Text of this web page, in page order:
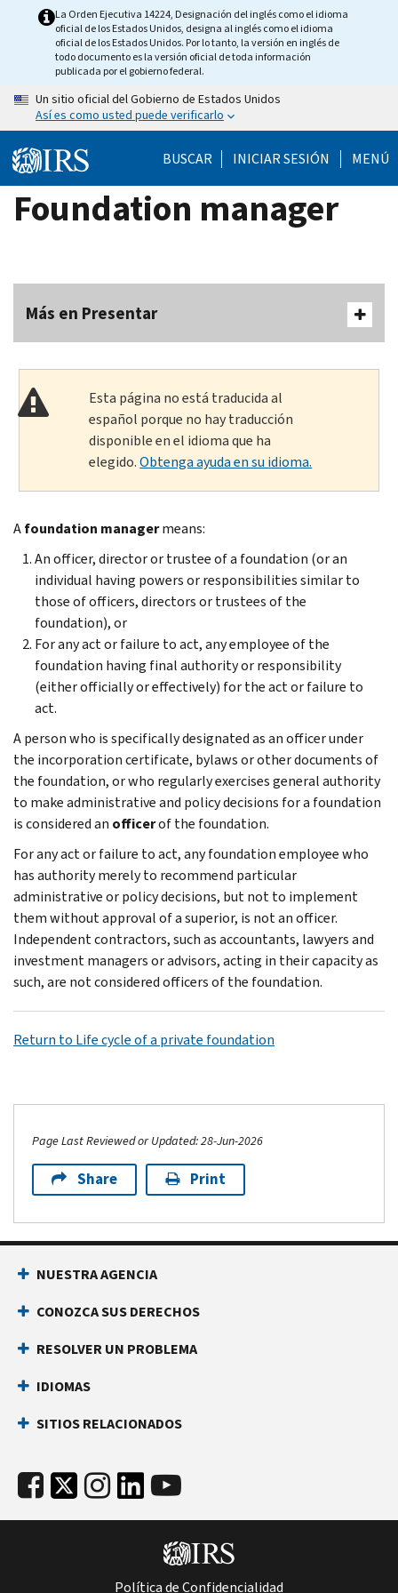
La Orden Ejecutiva 14224, Designación del inglés como el idioma
oficial de los Estados Unidos, designa al inglés como el idioma
oficial de los Estados Unidos. Por lo tanto, la versión en inglés de
todo documento es la versión oficial de toda información
publicada por el gobierno federal.
Un sitio oficial del Gobierno de Estados Unidos
Así es como usted puede verificarlo
BUSCAR INICIAR SESIÓN MENÚ
Foundation manager
Más en Presentar
Esta página no está traducida al
español porque no hay traducción
disponible en el idioma que ha
elegido.Obtenga ayuda en su idioma.
Afoundation managermeans:
An officer, director or trustee of a foundation (or an
individual having powers or responsibilities similar to
those of officers, directors or trustees of the
foundation), or
For any act or failure to act, any employee of the
foundation having final authority or responsibility
(either officially or effectively) for the act or failure to
act.
A person who is specifically designated as an officer under
the incorporation certificate, by­laws or other documents of
the foundation, or who regularly exercises general authority
to make administrative and policy decisions for a foundation
is considered an officerof the foun­dation.
For any act or failure to act, any foundation employee who
has authority merely to recom­mend particular
administrative or policy deci­sions, but not to implement
them without approval of a superior, is not an officer.
Indepen­dent contractors, such as accountants, lawyers and
investment managers or advisors, acting in their capacity as
such, are not considered of­ficers of the foundation.
Return to Life cycle of a private foundation
Page Last Reviewed or Updated: 28-Jun-2026
Share Print
NUESTRA AGENCIA
CONOZCA SUS DERECHOS
RESOLVER UN PROBLEMA
IDIOMAS
SITIOS RELACIONADOS
Política de Confidencialidad